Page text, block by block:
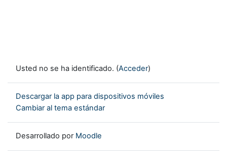
Usted no se ha identificado. (Acceder)
Descargar la app para dispositivos móviles
Cambiar al tema estándar
Desarrollado por Moodle